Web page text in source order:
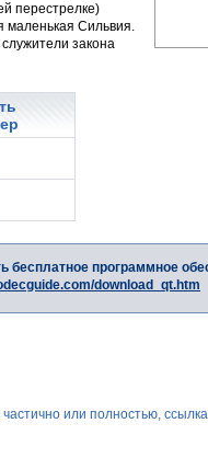
перестрелке)
маленькая Сильвия.
закона
программное
download_qt.htm
или полностью,